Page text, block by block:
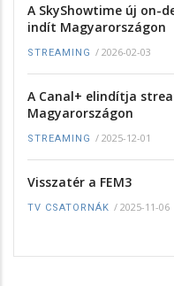
A SkyShowtime új on-
indít Magyarországon
STREAMING / 2026-02-03
A Canal+ elindítja
Magyarországon
STREAMING / 2025-12-01
Visszatér a FEM3
TV CSATORNÁK / 2025-11-06